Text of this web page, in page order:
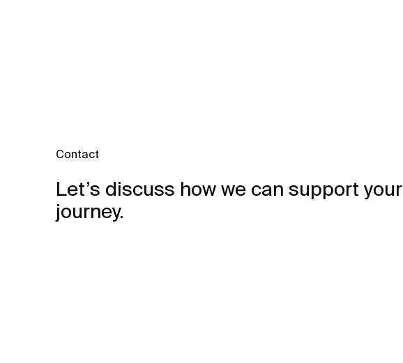
Contact
Let’s discuss how we can support your
journey.